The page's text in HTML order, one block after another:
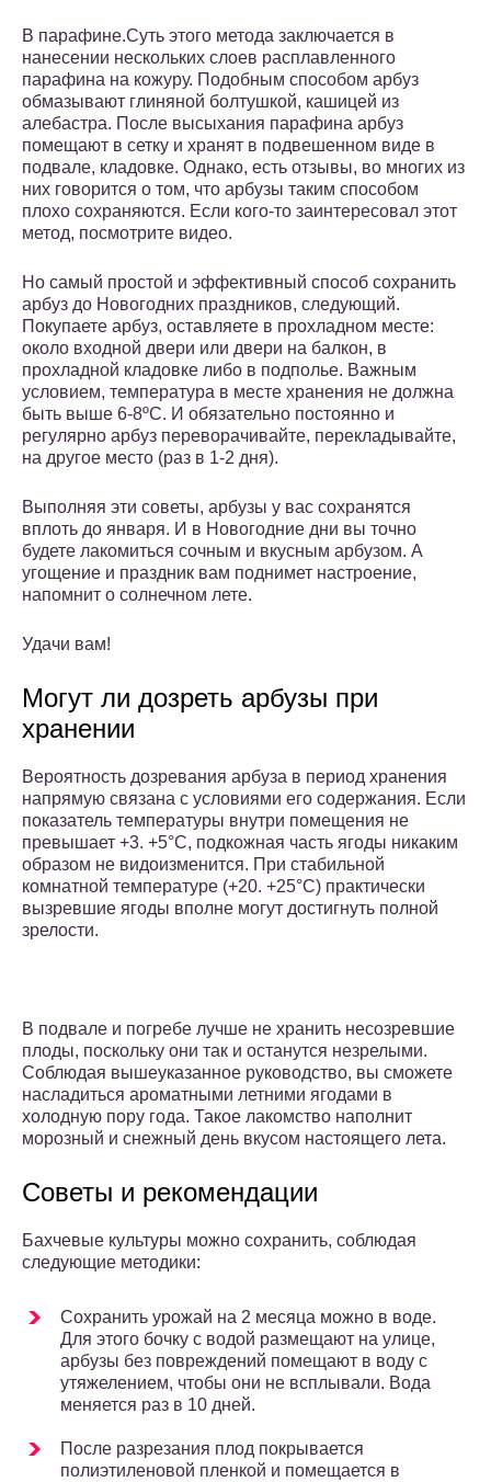
В парафине.Суть этого метода заключается в
нанесении нескольких слоев расплавленного
парафина на кожуру. Подобным способом арбуз
обмазывают глиняной болтушкой, кашицей из
алебастра. После высыхания парафина арбуз
помещают в сетку и хранят в подвешенном виде в
подвале, кладовке. Однако, есть отзывы, во многих из
них говорится о том, что арбузы таким способом
плохо сохраняются. Если кого-то заинтересовал этот
метод, посмотрите видео.
Но самый простой и эффективный способ сохранить
арбуз до Новогодних праздников, следующий.
Покупаете арбуз, оставляете в прохладном месте:
около входной двери или двери на балкон, в
прохладной кладовке либо в подполье. Важным
условием, температура в месте хранения не должна
быть выше 6-8ºС. И обязательно постоянно и
регулярно арбуз переворачивайте, перекладывайте,
на другое место (раз в 1-2 дня).
Выполняя эти советы, арбузы у вас сохранятся
вплоть до января. И в Новогодние дни вы точно
будете лакомиться сочным и вкусным арбузом. А
угощение и праздник вам поднимет настроение,
напомнит о солнечном лете.
Удачи вам!
Могут ли дозреть арбузы при
хранении
Вероятность дозревания арбуза в период хранения
напрямую связана с условиями его содержания. Если
показатель температуры внутри помещения не
превышает +3. +5°С, подкожная часть ягоды никаким
образом не видоизменится. При стабильной
комнатной температуре (+20. +25°С) практически
вызревшие ягоды вполне могут достигнуть полной
зрелости.
В подвале и погребе лучше не хранить несозревшие
плоды, поскольку они так и останутся незрелыми.
Соблюдая вышеуказанное руководство, вы сможете
насладиться ароматными летними ягодами в
холодную пору года. Такое лакомство наполнит
морозный и снежный день вкусом настоящего лета.
Советы и рекомендации
Бахчевые культуры можно сохранить, соблюдая
следующие методики:
Сохранить урожай на 2 месяца можно в воде.
Для этого бочку с водой размещают на улице,
арбузы без повреждений помещают в воду с
утяжелением, чтобы они не всплывали. Вода
меняется раз в 10 дней.
После разрезания плод покрывается
полиэтиленовой пленкой и помещается в